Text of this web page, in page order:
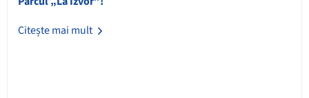
Citește mai mult